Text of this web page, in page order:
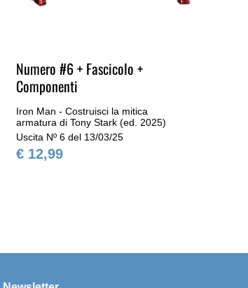
Numero #6 + Fascicolo +
Componenti
Iron Man - Costruisci la mitica
armatura di Tony Stark (ed. 2025)
Uscita Nº 6 del 13/03/25
€ 12,99